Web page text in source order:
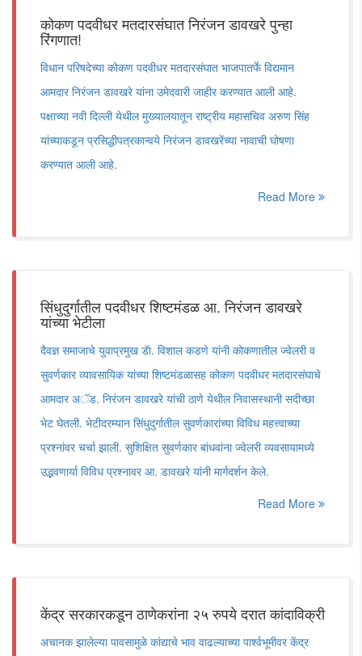
कोकण पदवीधर मतदारसंघात निरंजन डावखरे पुन्हा
रिंगणात!
विधान परिषदेच्या कोकण पदवीधर मतदारसंघात भाजपातर्फे विद्यमान
आमदार निरंजन डावखरे यांना उमेदवारी जाहीर करण्यात आली आहे.
पक्षाच्या नवी दिल्ली येथील मुख्यालयातून राष्ट्रीय महासचिव अरुण सिंह
यांच्याकडून प्रसिद्धीपत्रकान्वये निरंजन डावखरेंच्या नावाची घोषणा
करण्यात आली आहे.
Read More
सिंधुदुर्गातील पदवीधर शिष्टमंडळ आ. निरंजन डावखरे
यांच्या भेटीला
दैवज्ञ समाजाचे युवाप्रमुख डॅा. विशाल कडणे यांनी कोकणातील ज्वेलरी व
सुवर्णकार व्यावसायिक यांच्या शिष्टमंडळासह कोकण पदवीधर मतदारसंघाचे
आमदार अॅड. निरंजन डावखरे यांची ठाणे येथील निवासस्थानी सदीच्छा
भेट घेतली. भेटीदरम्यान सिंधुदुर्गातील सुवर्णकारांच्या विविध महत्त्वाच्या
प्रश्नांवर चर्चा झाली. सुशिक्षित सुवर्णकार बांधवांना ज्वेलरी व्यवसायामध्ये
उद्भवणार्या विविध प्रश्नावर आ. डावखरे यांनी मार्गदर्शन केले.
Read More
केंद्र सरकारकडून ठाणेकरांना २५ रुपये दरात कांदाविक्री
अचानक झालेल्या पावसामुळे कांद्याचे भाव वाढल्याच्या पार्श्वभूमीवर केंद्र